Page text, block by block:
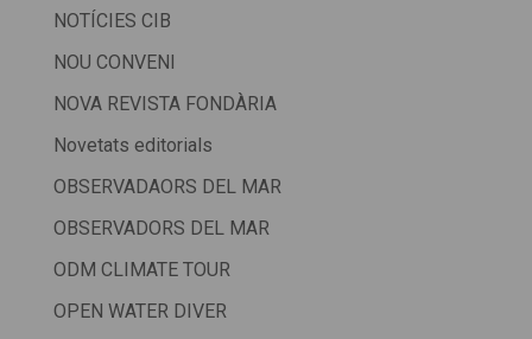
NOTÍCIES CIB
NOU CONVENI
NOVA REVISTA FONDÀRIA
Novetats editorials
OBSERVADAORS DEL MAR
OBSERVADORS DEL MAR
ODM CLIMATE TOUR
OPEN WATER DIVER